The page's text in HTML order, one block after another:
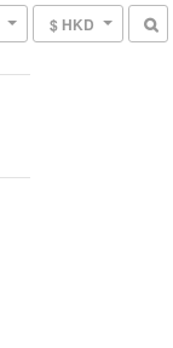
$ HKD